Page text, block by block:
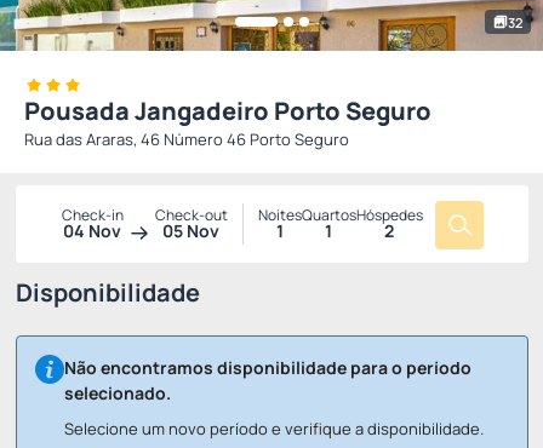
32
Pousada Jangadeiro Porto Seguro
Rua das Araras, 46 Número 46 Porto Seguro
Check-in
04 Nov
Check-out
05 Nov
Noites
1
Quartos
1
Hóspedes
2
Disponibilidade
Não encontramos disponibilidade para o período
selecionado.
Selecione um novo período e verifique a disponibilidade.